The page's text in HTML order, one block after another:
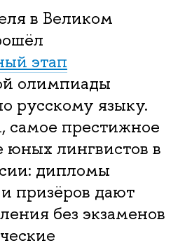
в Великом
этап
олимпиады
русскому языку.
самое престижное
юных лингвистов в
дипломы
призёров дают
без экзаменов